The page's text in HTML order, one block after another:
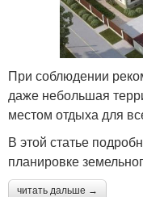
При соблюдении
даже небольшая
местом отдыха для
В этой статье
планировке
читать дальше →